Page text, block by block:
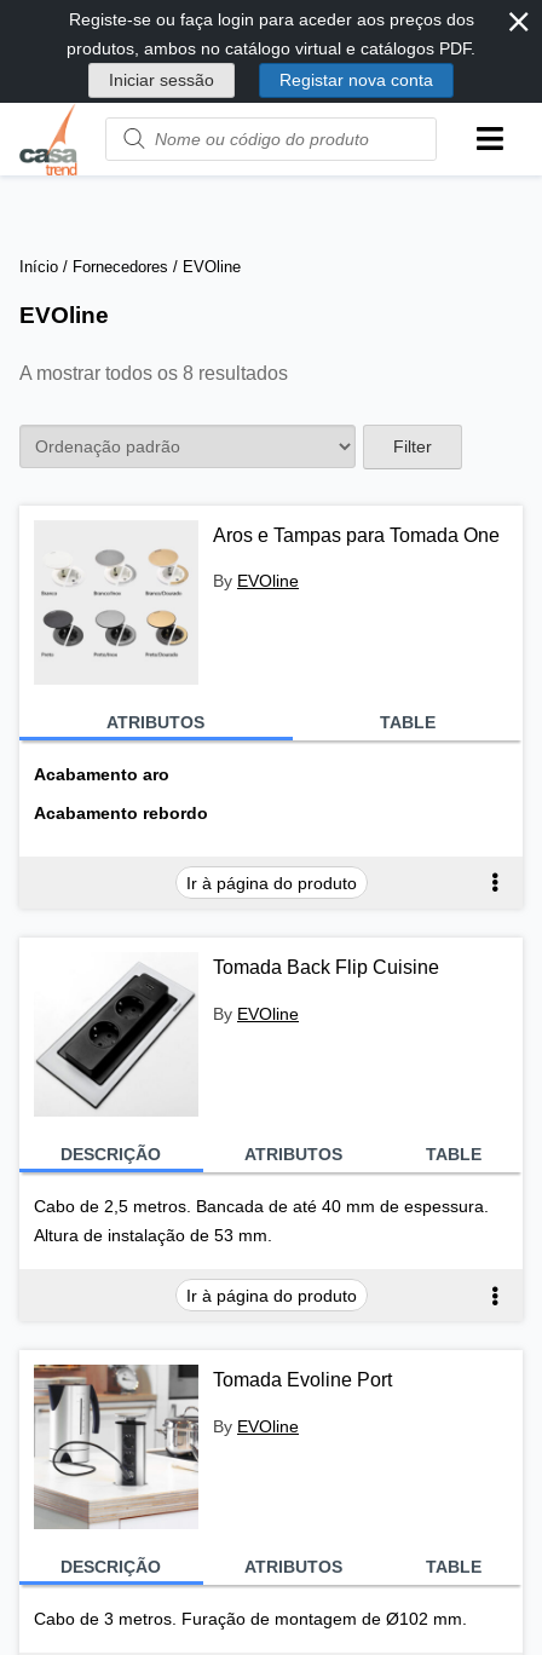
diretamente
conteúdo
Registe-se ou faça login para aceder aos preços dos
produtos, ambos no catálogo virtual e catálogos PDF.
Iniciar sessão
Registar nova conta
⨯
Product
name
Início / Fornecedores / EVOline
EVOline
A mostrar todos os 8 resultados
Filter
Aros e Tampas para Tomada One
By EVOline
ATRIBUTOS TABLE
Acabamento aro
Acabamento rebordo
Ir à página do produto
Tomada Back Flip Cuisine
By EVOline
DESCRIÇÃO ATRIBUTOS TABLE
Cabo de 2,5 metros. Bancada de até 40 mm de espessura.
Altura de instalação de 53 mm.
Ir à página do produto
Tomada Evoline Port
By EVOline
DESCRIÇÃO ATRIBUTOS TABLE
Cabo de 3 metros. Furação de montagem de Ø102 mm.